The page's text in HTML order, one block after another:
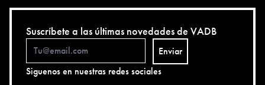
Suscríbete a las últimas novedades de VADB
Enviar
Siguenos en nuestras redes sociales